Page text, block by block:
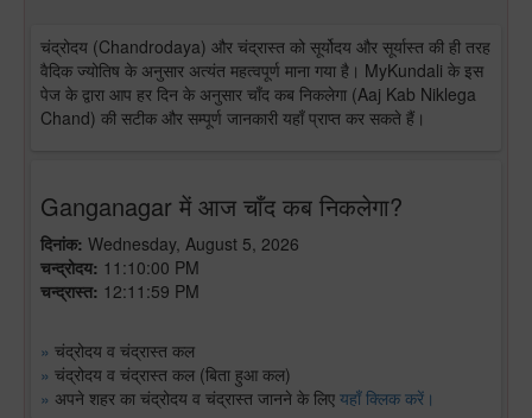
चंद्रोदय (Chandrodaya) और चंद्रास्त को सूर्योदय और सूर्यास्त की ही तरह
वैदिक ज्योतिष के अनुसार अत्यंत महत्वपूर्ण माना गया है। MyKundali के इस
पेज के द्वारा आप हर दिन के अनुसार चाँद कब निकलेगा (Aaj Kab Niklega
Chand) की सटीक और सम्पूर्ण जानकारी यहाँ प्राप्त कर सकते हैं।
Ganganagar में आज चाँद कब निकलेगा?
दिनांक: Wednesday, August 5, 2026
चन्द्रोदय: 11:10:00 PM
चन्द्रास्त: 12:11:59 PM
» चंद्रोदय व चंद्रास्त कल
» चंद्रोदय व चंद्रास्त कल (बिता हुआ कल)
» अपने शहर का चंद्रोदय व चंद्रास्त जानने के लिए यहाँ क्लिक करें।